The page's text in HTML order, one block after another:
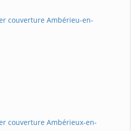
couverture Ambérieu-en-
couverture Ambérieux-en-